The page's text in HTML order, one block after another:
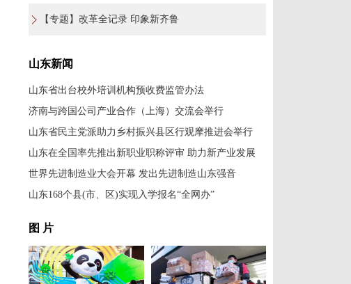
【专题】改革全记录 印象新齐鲁
山东新闻
山东省出台校外培训机构预收费监管办法
济南与跨国公司产业合作（上海）交流会举行
山东省民主党派助力乡村振兴县区行观摩推进会举行
山东在全国率先推出新职业职称评审 助力新产业发展
世界先进制造业大会开幕 发出先进制造山东强音
山东168个县(市、区)实现入学报名“全网办”
图 片